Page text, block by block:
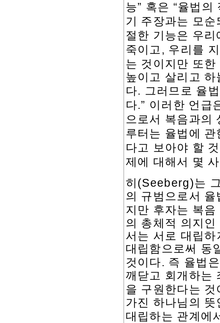
능” 혹은 “율법의
기 주장과는 모
절한 기능은 우
죽이고 , 우리를
는 것이지만 또
높이고 살리고
다. 그러므로 율
다.” 이러한 언급
으로서 복음과의
루터는 율법에 관
다고 보아야 할
제에 대해서 몇
히 (Seeberg)는
의 규범으로서
지만 후자는 복
의 총체적 의지
서는 서로 대립
대립함으로써 동
것이다. 즉 율법
깨닫고 회개하는
을 구원한다는 것
가진 하나님의
대립하는 관계에